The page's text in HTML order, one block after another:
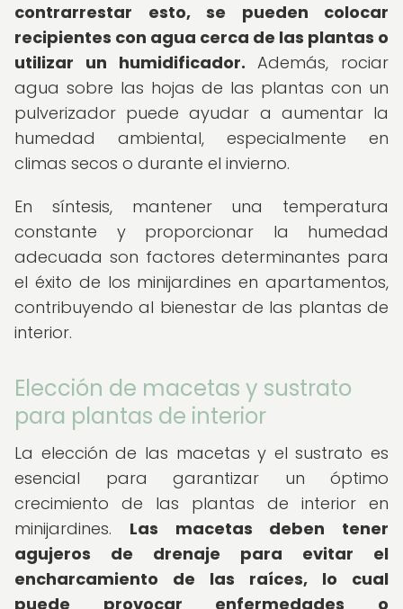
contrarrestar esto, se pueden colocar
recipientes con agua cerca de las plantas o
utilizar un humidificador. Además, rociar
agua sobre las hojas de las plantas con un
pulverizador puede ayudar a aumentar la
humedad ambiental, especialmente en
climas secos o durante el invierno.
En síntesis, mantener una temperatura
constante y proporcionar la humedad
adecuada son factores determinantes para
el éxito de los minijardines en apartamentos,
contribuyendo al bienestar de las plantas de
interior.
Elección de macetas y sustrato
para plantas de interior
La elección de las macetas y el sustrato es
esencial para garantizar un óptimo
crecimiento de las plantas de interior en
minijardines. Las macetas deben tener
agujeros de drenaje para evitar el
encharcamiento de las raíces, lo cual
puede provocar enfermedades o